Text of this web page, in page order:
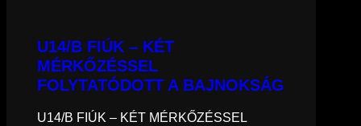
U14/B FIÚK – KÉT
MÉRKŐZÉSSEL
FOLYTATÓDOTT A BAJNOKSÁG
U14/B FIÚK – KÉT MÉRKŐZÉSSEL